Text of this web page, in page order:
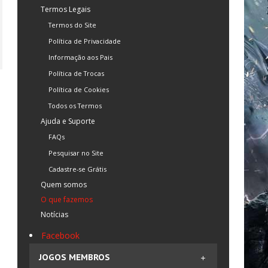
Termos e Condições
Termos Legais
Termos do Site
Política de Privacidade
Informação aos Pais
Política de Trocas
Política de Cookies
Todos os Termos
Ajuda e Suporte
FAQs
Pesquisar no Site
Cadastre-se Grátis
Quem somos
O que fazemos
Notícias
Facebook
JOGOS MEMBROS